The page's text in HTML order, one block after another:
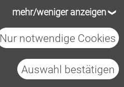
Impressum
Datenschutz
mehr/weniger anzeigen
Nur notwendige Cookies
Auswahl bestätigen